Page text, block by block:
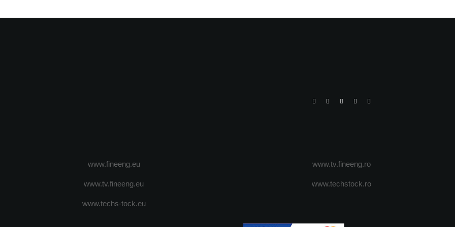
www.fineeng.eu
www.tv.fineeng.eu
www.techs-tock.eu
www.tv.fineeng.ro
www.techstock.ro